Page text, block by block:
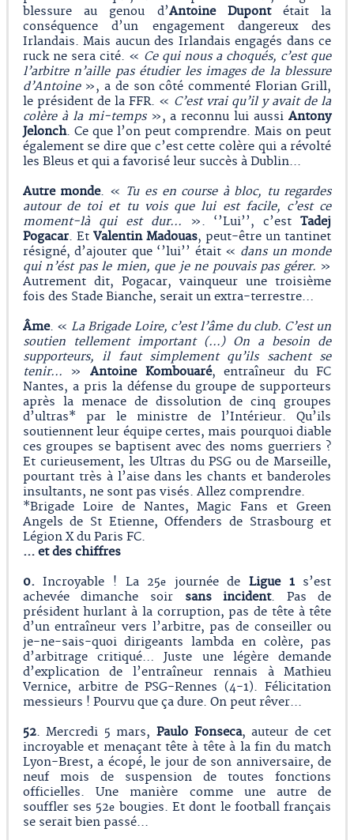
blessure au genou d’Antoine Dupontétait la
conséquence d’un engagement dangereux des
Irlandais. Mais aucun des Irlandais engagés dans ce
ruck ne sera cité. « Ce qui nous a choqués, c’est que
l’arbitre n’aille pas étudier les images de la blessure
d’Antoine», a de son côté commenté Florian Grill,
le président de la FFR. « C’est vrai qu’il y avait de la
colère à la mi-temps », a reconnu lui aussiAntony
Jelonch. Ce que l’on peut comprendre. Mais on peut
également se dire que c’est cette colère qui a révolté
les Bleus et qui a favorisé leur succès à Dublin...
Autre monde. « Tu es en course à bloc, tu regardes
autour de toi et tu vois que lui est facile, c’est ce
moment-là qui est dur...
». ‘’Lui’’, c’estTadej
Pogacar. Et Valentin Madouas, peut-être un tantinet
résigné, d’ajouter que ‘’lui’’ était « dans un monde
qui n’ést pas le mien, que je ne pouvais pas gérer. »
Autrement dit, Pogacar, vainqueur une troisième
fois des Stade Bianche, serait un extra-terrestre…
Âme. «La Brigade Loire, c’est l’âme du club. C’est un
soutien tellement important (…) On a besoin de
supporteurs, il faut simplement qu’ils sachent se
tenir... » Antoine Kombouaré, entraîneur du FC
Nantes, a pris la défense du groupe de supporteurs
après la menace de dissolution de cinq groupes
d’ultras* par le ministre de l’Intérieur. Qu’ils
soutiennent leur équipe certes, mais pourquoi diable
ces groupes se baptisent avec des noms guerriers ?
Et curieusement, les Ultras du PSG ou de Marseille,
pourtant très à l’aise dans les chants et banderoles
insultants, ne sont pas visés. Allez comprendre.
*Brigade Loire de Nantes, Magic Fans et Green
Angels de St Etienne, Offenders de Strasbourg et
Légion X du Paris FC.
… et des chiffres
0.Incroyable ! La 25e journée deLigue 1s’est
achevée dimanche soir sans incident. Pas de
président hurlant à la corruption, pas de tête à tête
d’un entraîneur vers l’arbitre, pas de conseiller ou
je-ne-sais-quoi dirigeants lambda en colère, pas
d’arbitrage critiqué… Juste une légère demande
d’explication de l’entraîneur rennais à Mathieu
Vernice, arbitre de PSG-Rennes (4-1). Félicitation
messieurs ! Pourvu que ça dure. On peut rêver...
52. Mercredi 5 mars, Paulo Fonseca, auteur de cet
incroyable et menaçant tête à tête à la fin du match
Lyon-Brest, a écopé, le jour de son anniversaire, de
neuf mois de suspension de toutes fonctions
officielles. Une manière comme une autre de
souffler ses 52e bougies. Et dont le football français
se serait bien passé...